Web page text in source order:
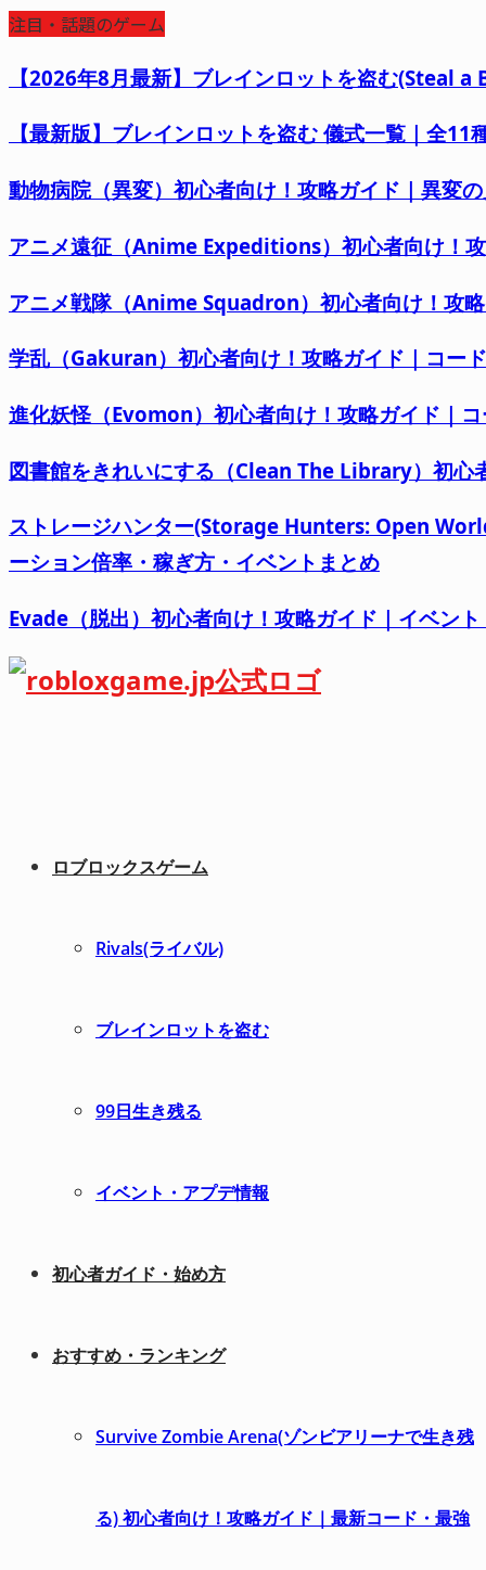
注目・話題のゲーム
【2026年8月最新】ブレインロットを盗む(Steal
【最新版】ブレインロットを盗む 儀式一覧｜全
動物病院（異変）初心者向け！攻略ガイド｜異変
アニメ遠征（Anime Expeditions）初心者向け！
アニメ戦隊（Anime Squadron）初心者向け！攻
学乱（Gakuran）初心者向け！攻略ガイド｜コー
進化妖怪（Evomon）初心者向け！攻略ガイド｜
図書館をきれいにする（Clean The Library）初心
ストレージハンター(Storage Hunters: Open
ーション倍率・稼ぎ方・イベントまとめ
Evade（脱出）初心者向け！攻略ガイド｜イベン
ロブロックスゲーム
Rivals(ライバル)
ブレインロットを盗む
99日生き残る
イベント・アプデ情報
初心者ガイド・始め方
おすすめ・ランキング
Survive Zombie Arena(ゾンビアリーナで生き残
る) 初心者向け！攻略ガイド｜最新コード・最強